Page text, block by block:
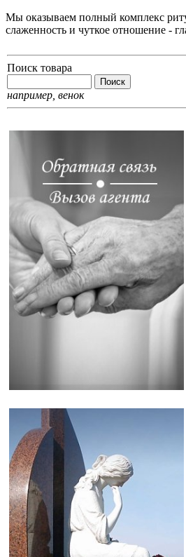
Мы оказываем полный комплекс
слаженность и чуткое отношение -
Поиск товара
например, венок